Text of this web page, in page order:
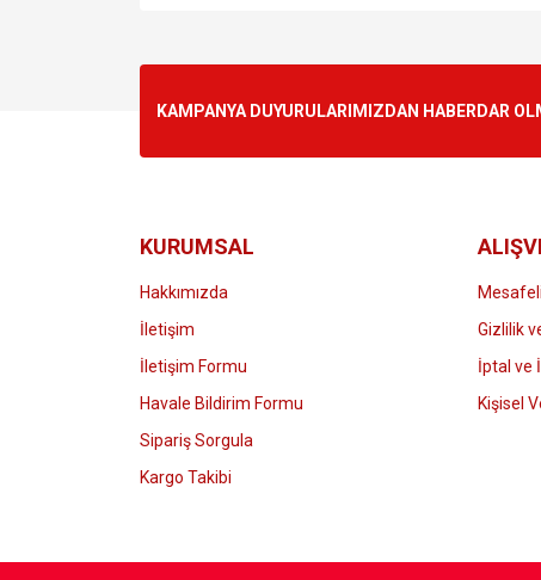
Ürün resmi kalitesiz, bozuk veya görüntülenemiyor.
Bu ürüne benzer farklı alternatifler olmalı.
KAMPANYA DUYURULARIMIZDAN HABERDAR
KURUMSAL
Hakkımızda
İletişim
İletişim Formu
Havale Bildirim Formu
Sipariş Sorgula
Kargo Takibi
Gizlilik
İptal ve
Kişisel